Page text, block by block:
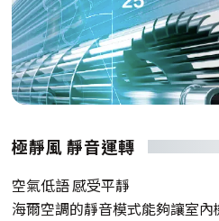
極靜風 靜音運轉
空氣低語 感受平靜
海爾空調的靜音模式能夠讓室